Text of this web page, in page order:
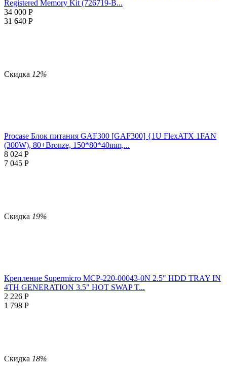
Registered Memory Kit (726719-B...
34 000 Р
31 640 Р
Скидка 12%
Procase Блок питания GAF300 [GAF300] {1U FlexATX 1FAN
(300W), 80+Bronze, 150*80*40mm,...
8 024 Р
7 045 Р
Скидка 19%
Крепление Supermicro MCP-220-00043-0N 2.5" HDD TRAY IN
4TH GENERATION 3.5" HOT SWAP T...
2 226 Р
1 798 Р
Скидка 18%